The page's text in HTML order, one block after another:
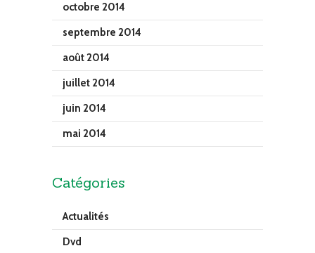
octobre 2014
septembre 2014
août 2014
juillet 2014
juin 2014
mai 2014
Catégories
Actualités
Dvd